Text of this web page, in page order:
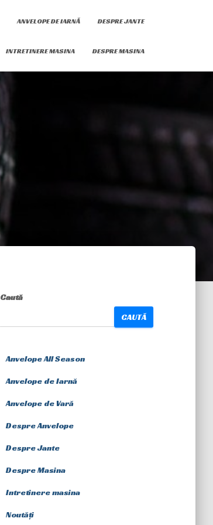
ANVELOPE DE IARNĂ DESPRE JANTE
INTRETINERE MASINA DESPRE MASINA
Caută
CAUTĂ
Anvelope All Season
Anvelope de Iarnă
Anvelope de Vară
Despre Anvelope
Despre Jante
Despre Masina
Intretinere masina
Noutăți